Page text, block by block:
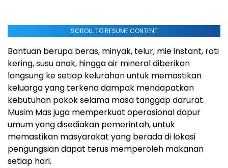
SCROLL TO RESUME CONTENT
Bantuan berupa beras, minyak, telur, mie instant, roti
kering, susu anak, hingga air mineral diberikan
langsung ke setiap kelurahan untuk memastikan
keluarga yang terkena dampak mendapatkan
kebutuhan pokok selama masa tanggap darurat.
Musim Mas juga memperkuat operasional dapur
umum yang disediakan pemerintah, untuk
memastikan masyarakat yang berada di lokasi
pengungsian dapat terus memperoleh makanan
setiap hari.